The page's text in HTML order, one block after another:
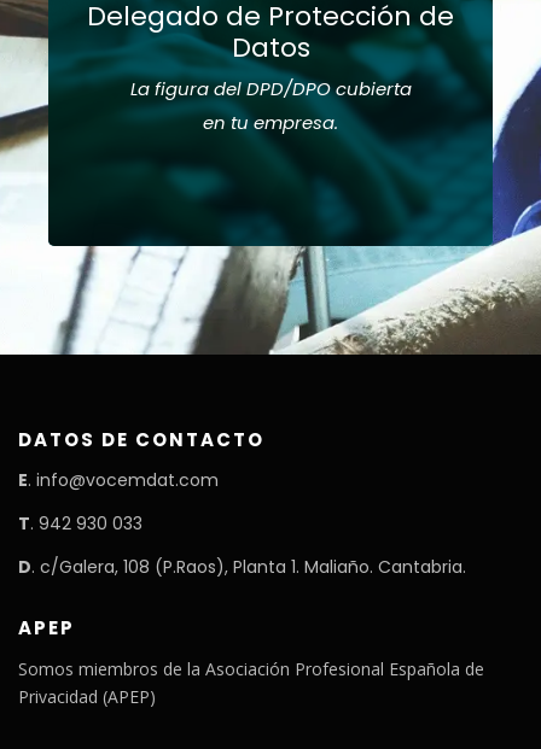
Delegado de Protección de
Datos
La figura del DPD/DPO cubierta
en tu empresa.
(conócelas aquí)
Paqueteintegralde Protección de Datos
Enlace entre la empresa y la Agencia
Española de Protección de Datos en cuestiones
de privacidad
DATOS DE CONTACTO
E. info@vocemdat.com
T. 942 930 033
D. c/Galera, 108 (P.Raos), Planta 1. Maliaño. Cantabria.
APEP
Somos miembros de la Asociación Profesional Española de
Privacidad (APEP)